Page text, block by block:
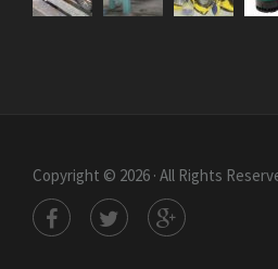
Copyright © 2026 · All Rights